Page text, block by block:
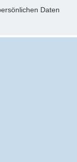
Daten